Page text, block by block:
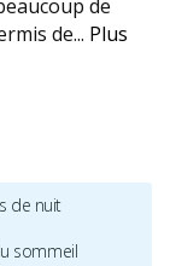
de
de... Plus
de nuit
sommeil